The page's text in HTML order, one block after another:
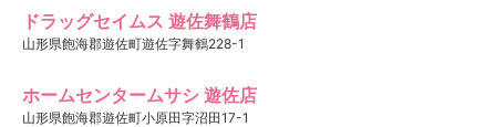
ドラッグセイムス 遊佐舞鶴店
山形県飽海郡遊佐町遊佐字舞鶴228-1
ホームセンタームサシ 遊佐店
山形県飽海郡遊佐町小原田字沼田17-1